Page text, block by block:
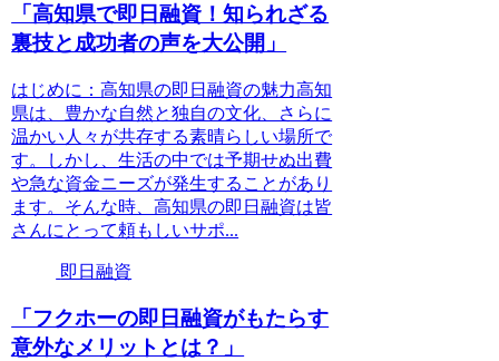
「高知県で即日融資！知られざる
裏技と成功者の声を大公開」
はじめに：高知県の即日融資の魅力高知
県は、豊かな自然と独自の文化、さらに
温かい人々が共存する素晴らしい場所で
す。しかし、生活の中では予期せぬ出費
や急な資金ニーズが発生することがあり
ます。そんな時、高知県の即日融資は皆
さんにとって頼もしいサポ...
即日融資
「フクホーの即日融資がもたらす
意外なメリットとは？」